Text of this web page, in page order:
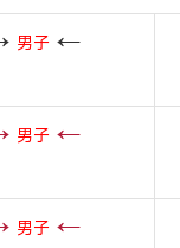
男子←
男子←
男子←